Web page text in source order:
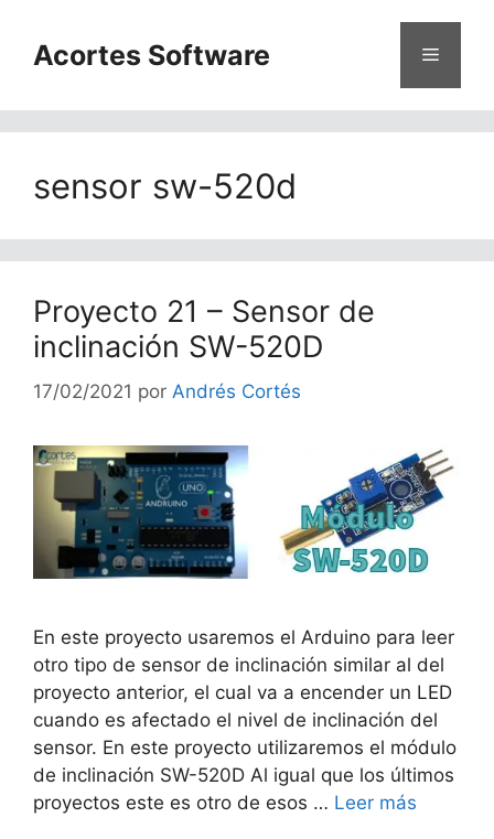
contenido
Acortes Software Menú
sensor sw-520d
Proyecto 21 – Sensor de
inclinación SW-520D
17/02/2021 por Andrés Cortés
En este proyecto usaremos el Arduino para leer
otro tipo de sensor de inclinación similar al del
proyecto anterior, el cual va a encender un LED
cuando es afectado el nivel de inclinación del
sensor. En este proyecto utilizaremos el módulo
de inclinación SW-520D Al igual que los últimos
proyectos este es otro de esos … Leer más